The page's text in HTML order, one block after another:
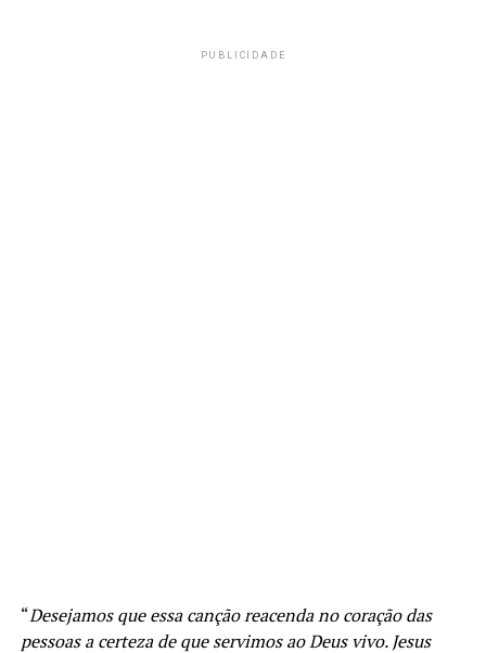
PUBLICIDADE
“Desejamos que essa canção reacenda no coração das
pessoas a certeza de que servimos ao Deus vivo. Jesus